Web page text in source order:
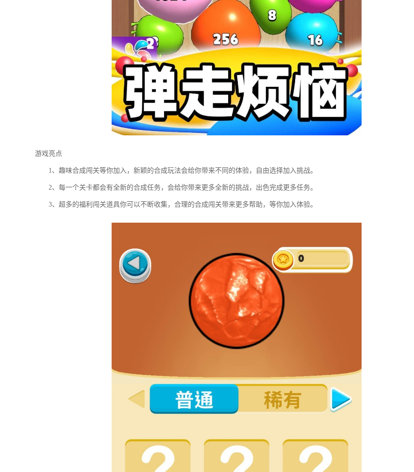
游戏亮点
1、趣味合成闯关等你加入，新颖的合成玩法会给你带来不同的体验，自由选择加入挑战。
2、每一个关卡都会有全新的合成任务，会给你带来更多全新的挑战，出色完成更多任务。
3、超多的福利闯关道具你可以不断收集，合理的合成闯关带来更多帮助，等你加入体验。